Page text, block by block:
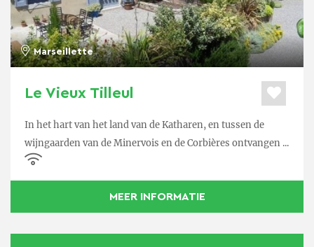
Marseillette
Le Vieux Tilleul
In het hart van het land van de Katharen, en tussen de
wijngaarden van de Minervois en de Corbières ontvangen ...
MEER INFORMATIE